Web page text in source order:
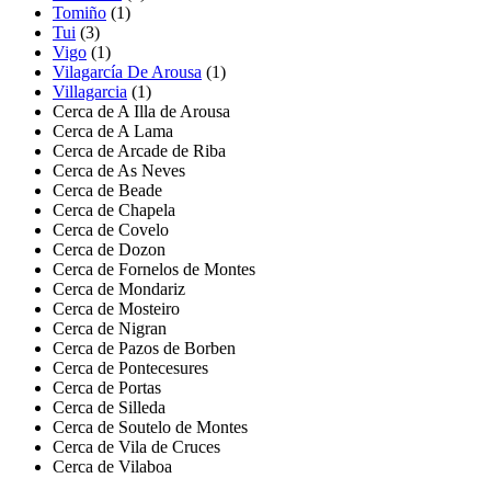
Tomiño (1)
Tui (3)
Vigo (1)
Vilagarcía De Arousa (1)
Villagarcia (1)
Cerca de A Illa de Arousa
Cerca de A Lama
Cerca de Arcade de Riba
Cerca de As Neves
Cerca de Beade
Cerca de Chapela
Cerca de Covelo
Cerca de Dozon
Cerca de Fornelos de Montes
Cerca de Mondariz
Cerca de Mosteiro
Cerca de Nigran
Cerca de Pazos de Borben
Cerca de Pontecesures
Cerca de Portas
Cerca de Silleda
Cerca de Soutelo de Montes
Cerca de Vila de Cruces
Cerca de Vilaboa